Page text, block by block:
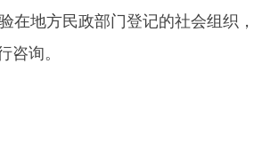
在地方民政部门登记的社会组织，
询。